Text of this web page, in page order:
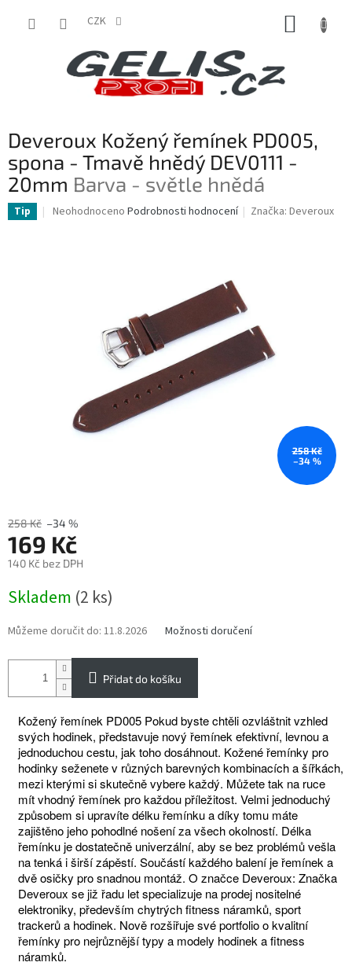
CZK
Deveroux Kožený řemínek PD005,
spona - Tmavě hnědý DEV0111 -
20mm Barva - světle hnědá
Tip
Průměrné
Neohodnoceno Podrobnosti hodnocení Značka:Deveroux
258 Kč
–34 %
258 Kč –34 %
169 Kč
140 Kč bez DPH
cena:
Skladem (2 ks)
Můžeme doručit do: 11.8.2026 Možnosti doručení
Přidat do košíku
Kožený řemínek PD005 Pokud byste chtěli ozvláštnit vzhled
svých hodinek, představuje nový řemínek efektivní, levnou a
jednoduchou cestu, jak toho dosáhnout. Kožené řemínky pro
hodinky seženete v různých barevných kombinacích a šířkách,
mezi kterými si skutečně vybere každý. Můžete tak na ruce
mít vhodný řemínek pro každou příležitost. Velmi jednoduchý
způsobem si upravíte délku řemínku a díky tomu máte
zajištěno jeho pohodlné nošení za všech okolností. Délka
řemínku je dostatečně univerzální, aby se bez problémů vešla
na tenká i širší zápěstí. Součástí každého balení je řemínek a
dvě osičky pro snadnou montáž. O značce Deveroux: Značka
Deveroux se již řadu let specializuje na prodej nositelné
elektroniky, především chytrých fitness náramků, sport
trackerů a hodinek. Nově rozšiřuje své portfolio o kvalitní
řemínky pro nejrůznější typy a modely hodinek a fitness
náramků.